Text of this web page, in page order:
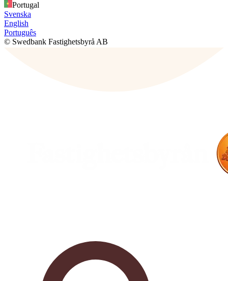
Portugal
Svenska
English
Português
© Swedbank Fastighetsbyrå AB